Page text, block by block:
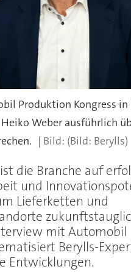
Produktion Kongress in
Weber ausführlich
(Bild: Berylls)
die Branche auf
und
Lieferketten und
mit Automobil
Berylls-
Entwicklungen.